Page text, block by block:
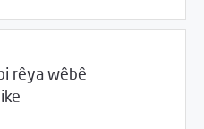
rêya wêbê